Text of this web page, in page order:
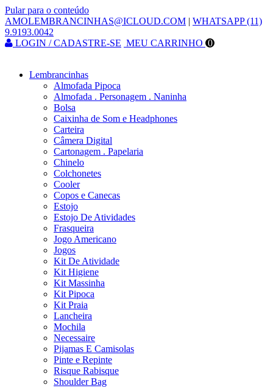
Pular para o conteúdo
AMOLEMBRANCINHAS@ICLOUD.COM | WHATSAPP (11)
9.9193.0042
LOGIN / CADASTRE-SE MEU CARRINHO 0
Lembrancinhas
Almofada Pipoca
Almofada . Personagem . Naninha
Bolsa
Caixinha de Som e Headphones
Carteira
Câmera Digital
Cartonagem . Papelaria
Chinelo
Colchonetes
Cooler
Copos e Canecas
Estojo
Estojo De Atividades
Frasqueira
Jogo Americano
Jogos
Kit De Atividade
Kit Higiene
Kit Massinha
Kit Pipoca
Kit Praia
Lancheira
Mochila
Necessaire
Pijamas E Camisolas
Pinte e Repinte
Risque Rabisque
Shoulder Bag